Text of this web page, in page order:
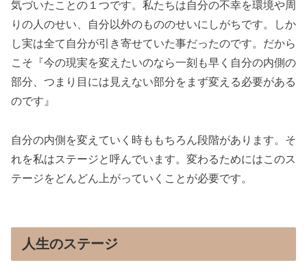
気づいたことの１つです。私たちは自分の不幸を環境や周
りの人のせい、自分以外のもののせいにしがちです。しか
し実は全て自分が引き寄せていた事だったのです。だから
こそ『今の現実を変えたいのなら一刻も早く自分の内側の
部分、つまり目には見えない部分をまず変える必要がある
のです』
自分の内側を変えていく時ももちろん段階があります。そ
れを私はステージと呼んでいます。変わるためにはこのス
テージをどんどん上がっていくことが必要です。
人生のステージ